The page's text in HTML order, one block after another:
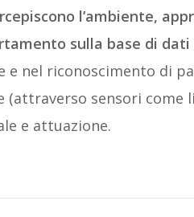
l’ambiente,
sulla base di
e nel riconoscimento di
(attraverso sensori come
e attuazione.